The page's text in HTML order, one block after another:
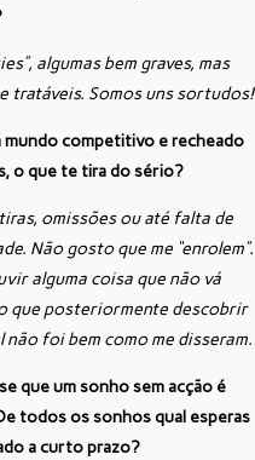
algumas bem graves, mas
tratáveis. Somos uns sortudos!
mundo competitivo e recheado
o que te tira do sério?
omissões ou até falta de
Não gosto que me “enrolem”.
alguma coisa que não vá
que posteriormente descobrir
não foi bem como me disseram.
que um sonho sem acção é
todos os sonhos qual esperas
a curto prazo?